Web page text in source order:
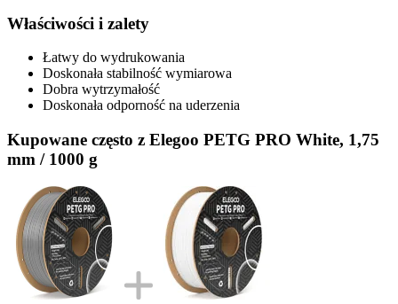
Właściwości i zalety
Łatwy do wydrukowania
Doskonała stabilność wymiarowa
Dobra wytrzymałość
Doskonała odporność na uderzenia
Kupowane często z Elegoo PETG PRO White, 1,75
mm / 1000 g